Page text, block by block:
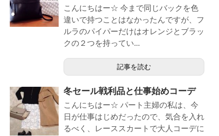
こんにちはー☆ 今まで同じバックを色
違いで持つことはなかったんですが、フ
ルラのパイパーだけはオレンジとブラッ
クの２つを持ってい...
記事を読む
冬セール戦利品と仕事始めコーデ
こんにちはー☆ パート主婦の私は、今
日が仕事はじめだったので、気合を入れ
るべく、レーススカートで大人コーデに